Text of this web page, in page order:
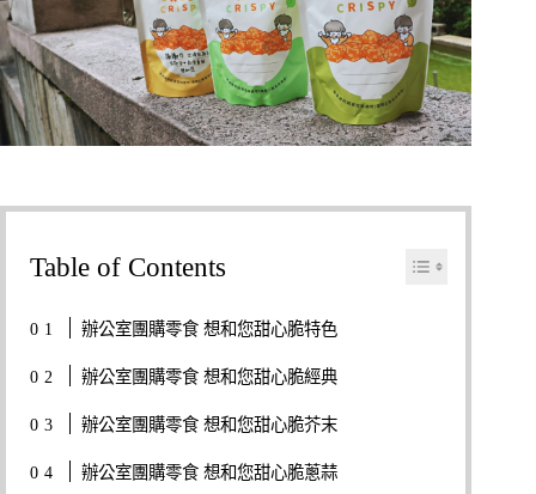
Table of Contents
辦公室團購零食 想和您甜心脆特色
辦公室團購零食 想和您甜心脆經典
辦公室團購零食 想和您甜心脆芥末
辦公室團購零食 想和您甜心脆蔥蒜